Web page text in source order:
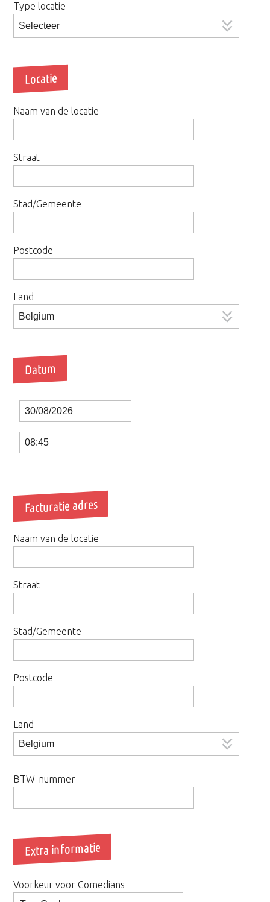
Type locatie
Locatie
Naam van de locatie
Straat
Stad/Gemeente
Postcode
Land
Datum
Date
Time
Facturatie adres
Naam van de locatie
Straat
Stad/Gemeente
Postcode
Land
BTW-nummer
Extra informatie
Voorkeur voor Comedians